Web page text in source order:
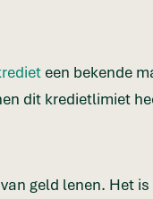
een bekende
dit kredietlimiet
geld lenen.